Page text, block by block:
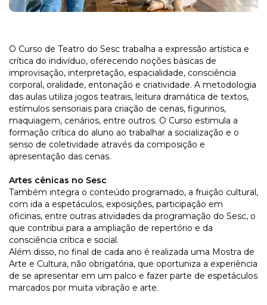
O Curso de Teatro do Sesc trabalha a expressão artística e
crítica do indivíduo, oferecendo noções básicas de
improvisação, interpretação, espacialidade, consciência
corporal, oralidade, entonação e criatividade. A metodologia
das aulas utiliza jogos teatrais, leitura dramática de textos,
estímulos sensoriais para criação de cenas, figurinos,
maquiagem, cenários, entre outros. O Curso estimula a
formação crítica do aluno ao trabalhar a socialização e o
senso de coletividade através da composição e
apresentação das cenas.
Artes cênicas no Sesc
Também integra o conteúdo programado, a fruição cultural,
com ida a espetáculos, exposições, participação em
oficinas, entre outras atividades da programação do Sesc, o
que contribui para a ampliação de repertório e da
consciência crítica e social.
Além disso, no final de cada ano é realizada uma Mostra de
Arte e Cultura, não obrigatória, que oportuniza a experiência
de se apresentar em um palco e fazer parte de espetáculos
marcados por muita vibração e arte.